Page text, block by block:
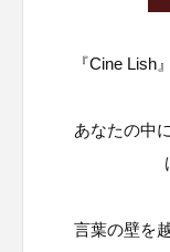
『Cine Lish
あなたの中
言葉の壁を